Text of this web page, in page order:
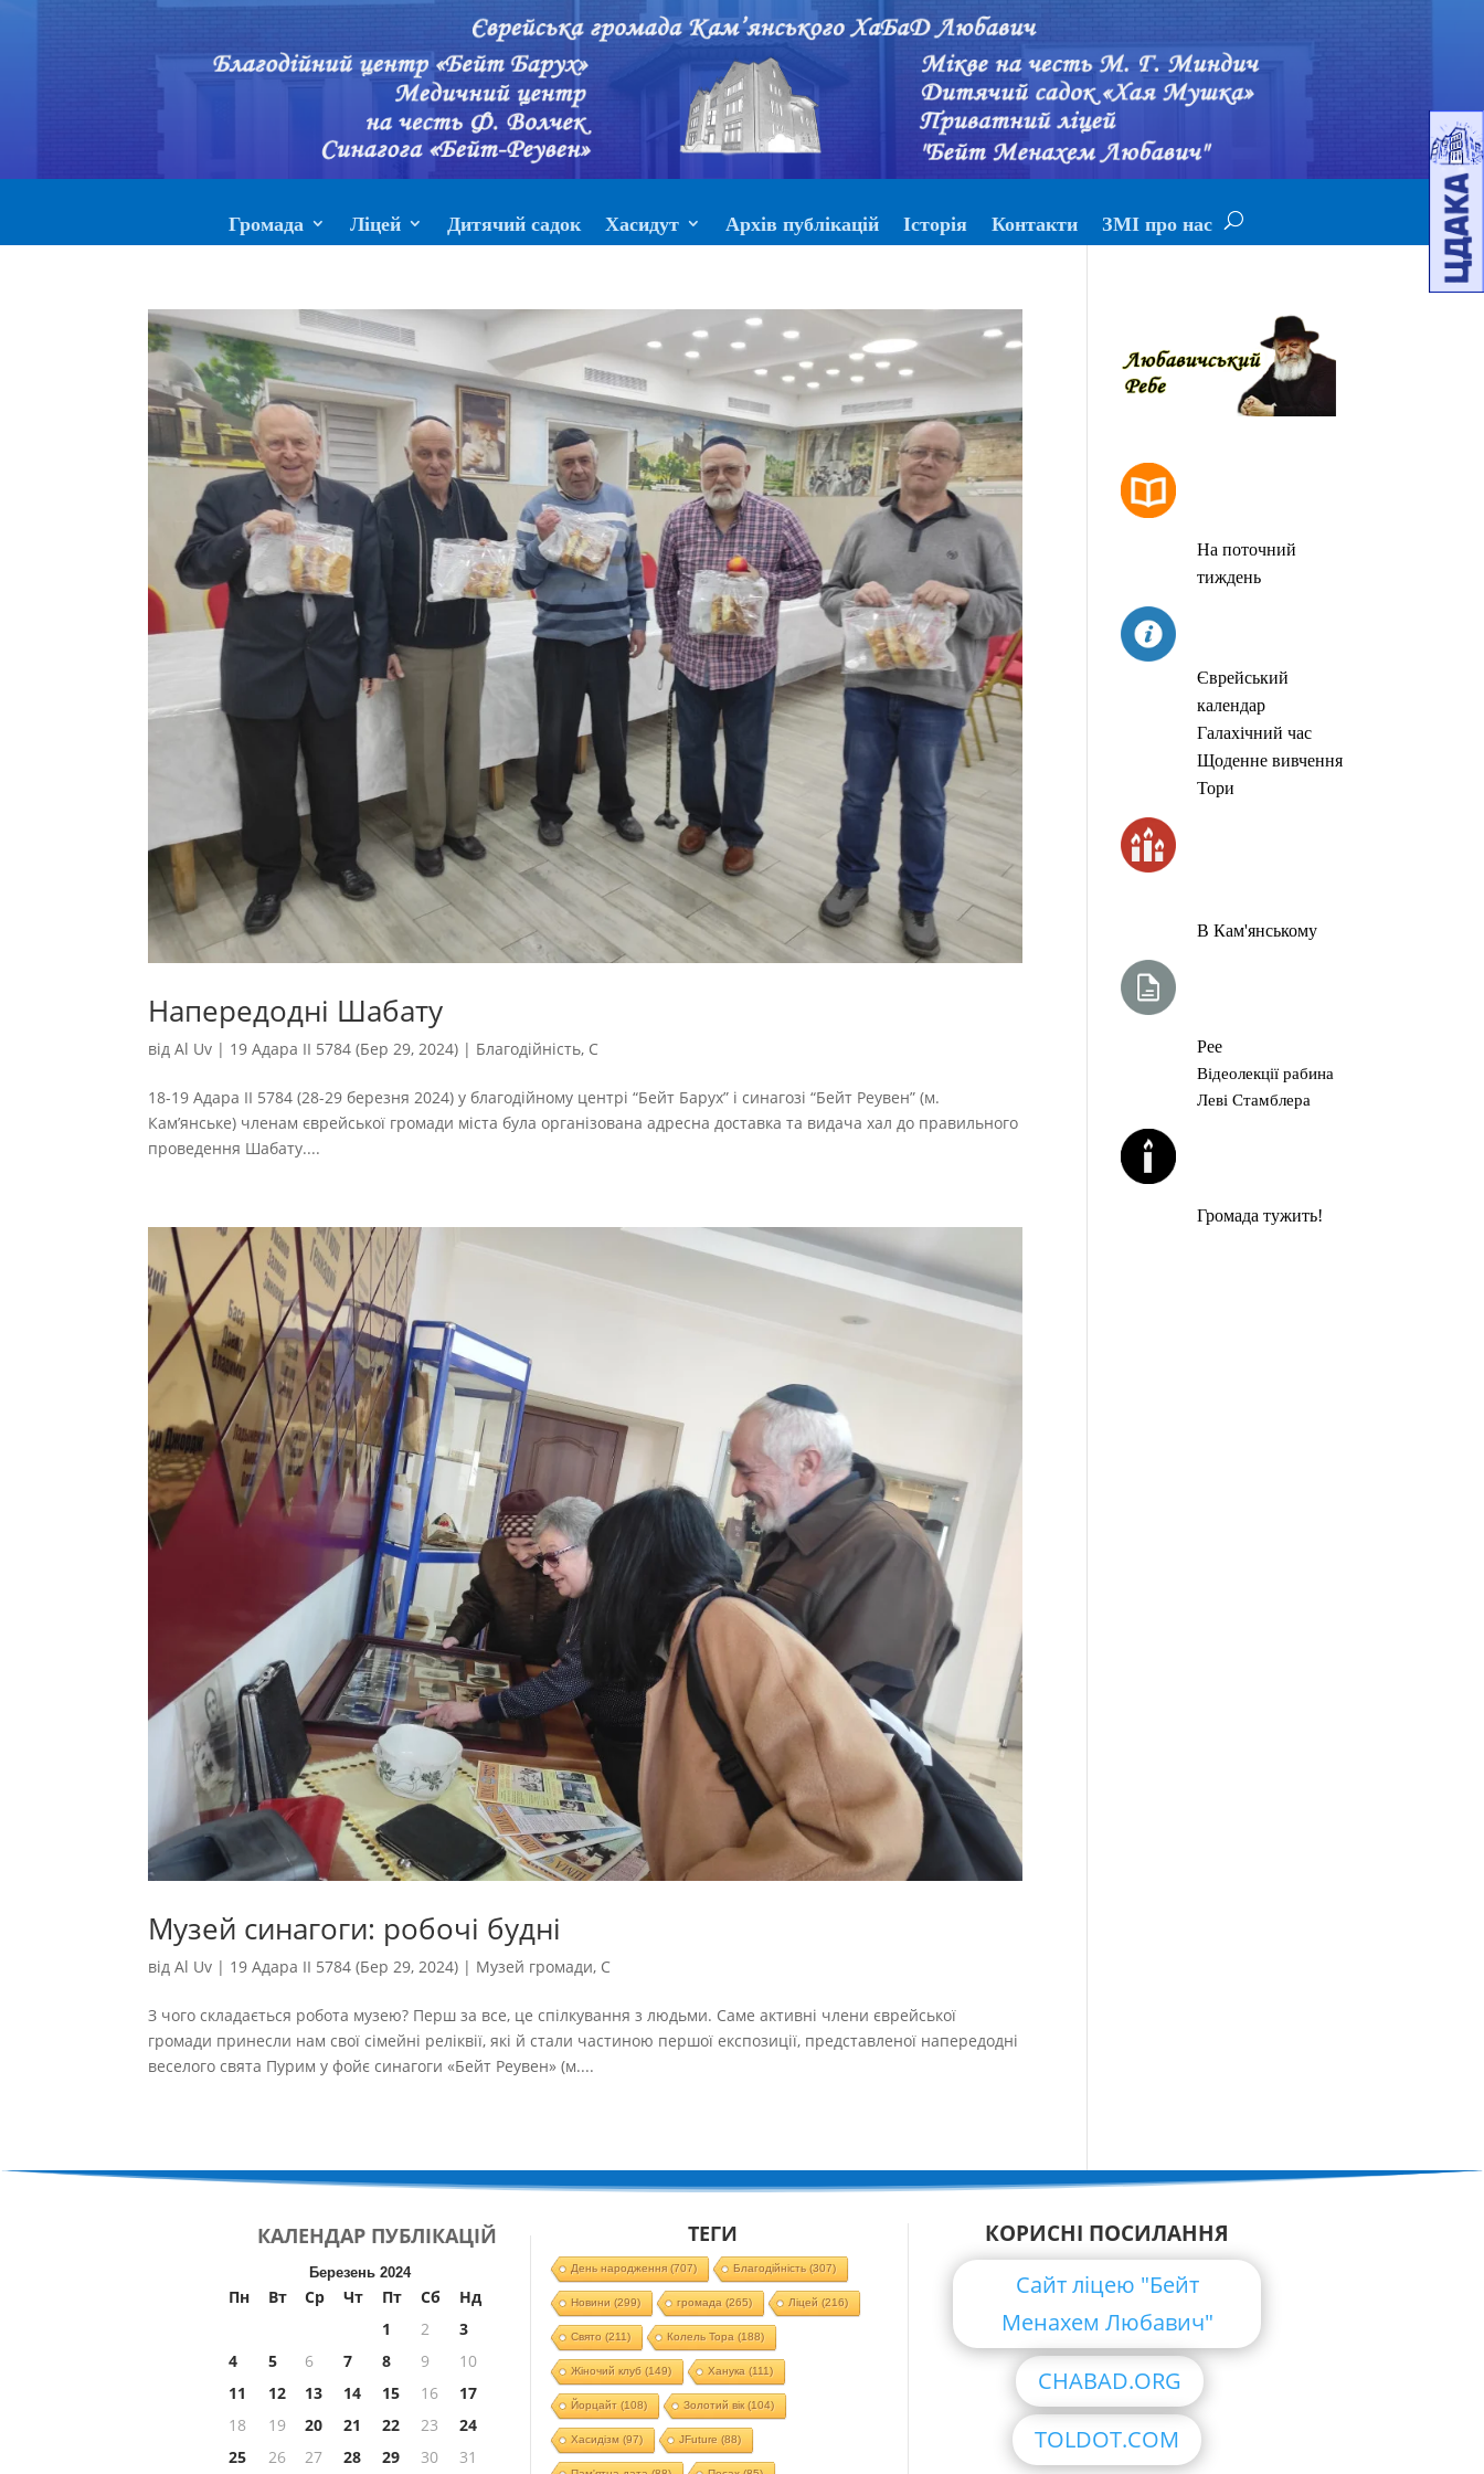
Громада Ліцей Дитячий садок Хасидут Архів публікацій Історія Контакти ЗМІ про нас
Напередодні Шабату
відAl Uv | 19 Адара II 5784 (Бер 29, 2024) | Благодійність, С
18-19 Адара II 5784 (28-29 березня 2024) у благодійному центрі “Бейт Барух” і синагозі “Бейт Реувен” (м.
Кам’янське) членам єврейської громади міста була організована адресна доставка та видача хал до правильного
проведення Шабату....
Музей синагоги: робочі будні
відAl Uv | 19 Адара II 5784 (Бер 29, 2024) | Музей громади, С
З чого складається робота музею? Перш за все, це спілкування з людьми. Саме активні члени єврейської
громади принесли нам свої сімейні реліквії, які й стали частиною першої експозиції, представленої напередодні
веселого свята Пурим у фойє синагоги «Бейт Реувен» (м....
На поточний
тиждень
Єврейський
календар
Галахічний час
Щоденне вивчення
Тори
В Кам'янському
Рее
Відеолекції рабина
Леві Стамблера
Громада тужить!
КАЛЕНДАР ПУБЛІКАЦІЙ
Березень 2024
Пн Вт Ср Чт Пт Сб
Нд
1
2
3
4
5 6 7 8 9
10
11
12 13 14 15 16
17
18
19 20 21 22 23
24
25
26 27 28 29 30 31
ТЕГИ
День народження(707) Благодійність (307)
Новини (299) громада (265) Ліцей (216)
Свято (211) Колель Тора (188)
Жіночий клуб (149) Ханука (111)
Йорцайт (108) Золотий вік(104)
Хасидізм (97) JFuture (88)
КОРИСНІ ПОСИЛАННЯ
Сайт ліцею "Бейт
Менахем Любавич"
CHABAD.ORG
TOLDOT.COM